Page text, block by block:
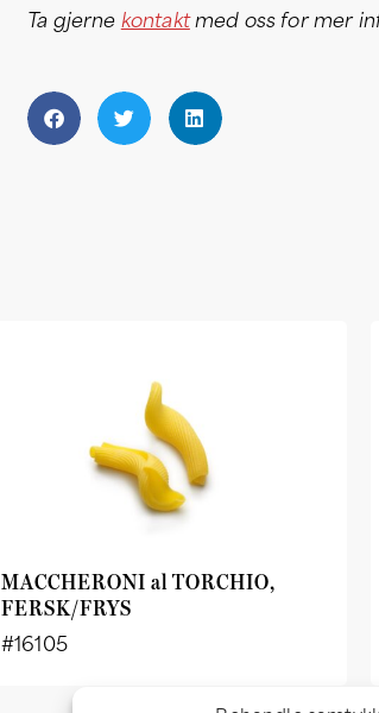
Ta gjerne kontaktmed oss for mer
MACCHERONI al TORCHIO,
FERSK/FRYS
#16105